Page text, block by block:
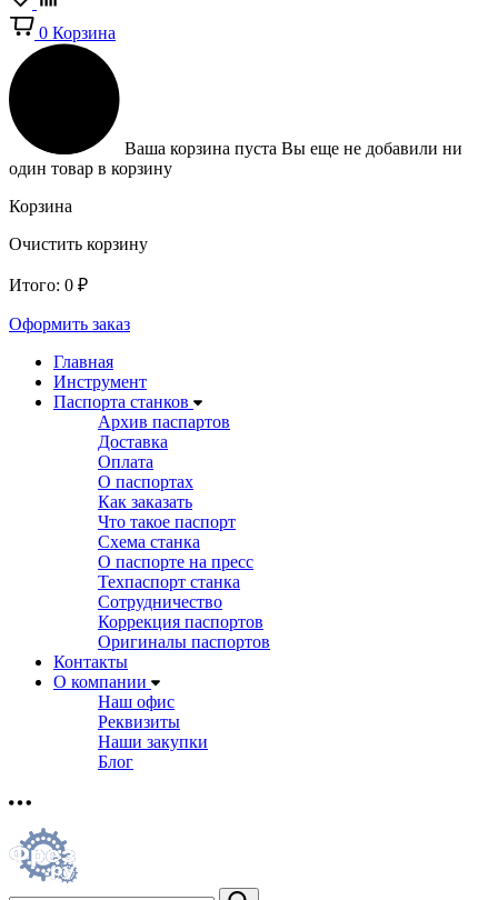
0 Корзина
Ваша корзина пуста Вы еще не добавили ни
один товар в корзину
Корзина
Очистить корзину
Итого: 0 ₽
Оформить заказ
Главная
Инструмент
Паспорта станков
Архив паспартов
Доставка
Оплата
О паспортах
Как заказать
Что такое паспорт
Схема станка
О паспорте на пресс
Техпаспорт станка
Сотрудничество
Коррекция паспортов
Оригиналы паспортов
Контакты
О компании
Наш офис
Реквизиты
Наши закупки
Блог